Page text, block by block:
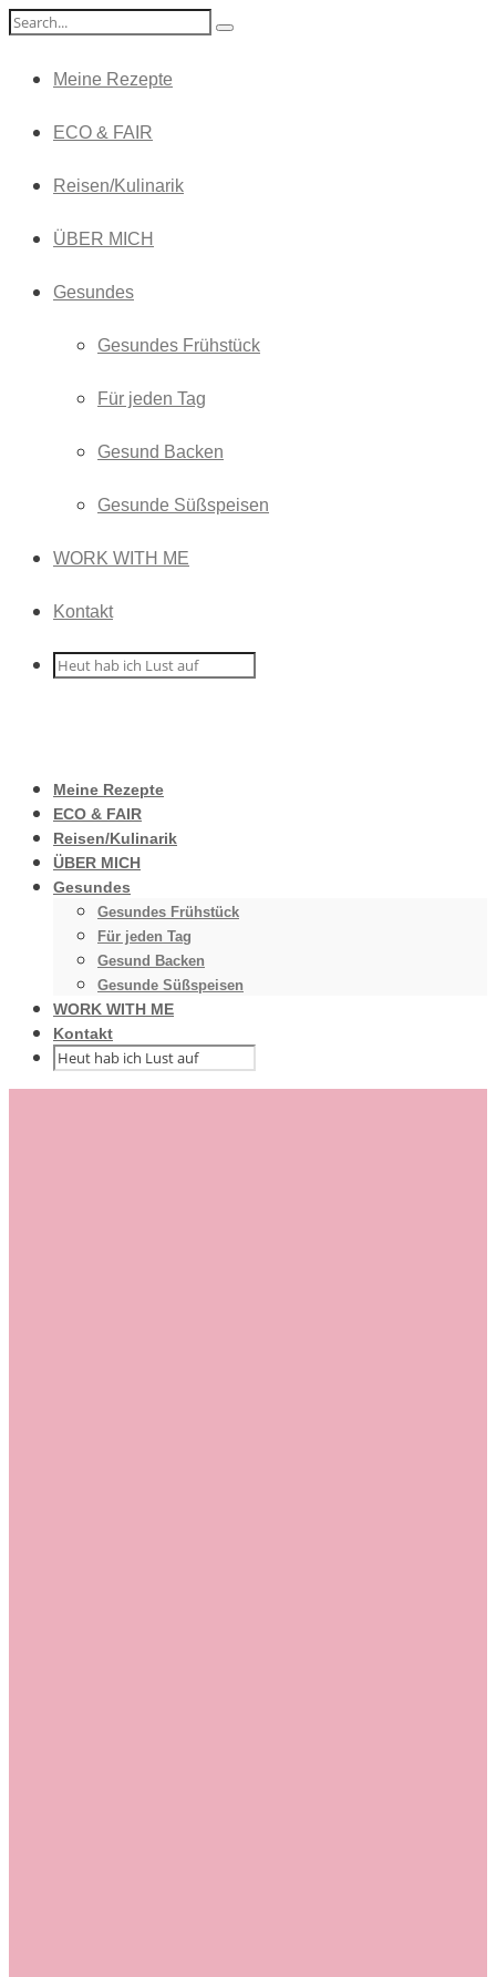
Meine Rezepte
ECO & FAIR
Reisen/Kulinarik
ÜBER MICH
Gesundes
Gesundes Frühstück
Für jeden Tag
Gesund Backen
Gesunde Süßspeisen
WORK WITH ME
Kontakt
Meine Rezepte
ECO & FAIR
Reisen/Kulinarik
ÜBER MICH
Gesundes
Gesundes Frühstück
Für jeden Tag
Gesund Backen
Gesunde Süßspeisen
WORK WITH ME
Kontakt